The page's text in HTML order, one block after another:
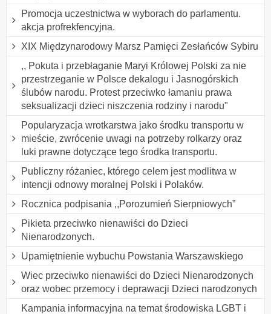
Promocja uczestnictwa w wyborach do parlamentu.
akcja profrekfencyjna.
XIX Międzynarodowy Marsz Pamięci Zesłańców Sybiru
,, Pokuta i przebłaganie Maryi Królowej Polski za nie
przestrzeganie w Polsce dekalogu i Jasnogórskich
ślubów narodu. Protest przeciwko łamaniu prawa
seksualizacji dzieci niszczenia rodziny i narodu"
Popularyzacja wrotkarstwa jako środku transportu w
mieście, zwrócenie uwagi na potrzeby rolkarzy oraz
luki prawne dotyczące tego środka transportu.
Publiczny różaniec, którego celem jest modlitwa w
intencji odnowy moralnej Polski i Polaków.
Rocznica podpisania ,,Porozumień Sierpniowych”
Pikieta przeciwko nienawiści do Dzieci
Nienarodzonych.
Upamiętnienie wybuchu Powstania Warszawskiego
Wiec przeciwko nienawiści do Dzieci Nienarodzonych
oraz wobec przemocy i deprawacji Dzieci narodzonych
Kampania informacyjna na temat środowiska LGBT i